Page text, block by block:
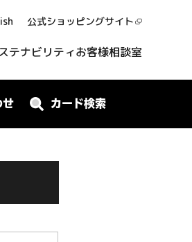
公式ショッピングサイト
テナビリティお客様相談室
せ カード検索